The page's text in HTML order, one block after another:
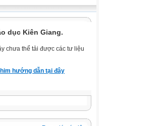
dục Kiên Giang.
chưa thể tải được các tư liệu
hướng dẫn tại đây